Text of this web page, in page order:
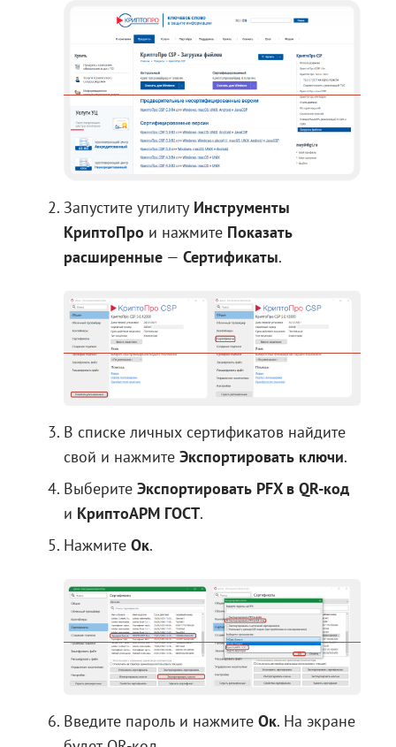
Запустите утилиту Инструменты
КриптоПро и нажмите Показать
расширенные — Сертификаты.
В списке личных сертификатов найдите
свой и нажмите Экспортировать ключи.
Выберите Экспортировать PFX в QR-код
и КриптоАРМ ГОСТ.
Нажмите Ок.
Введите пароль и нажмите Ок. На экране